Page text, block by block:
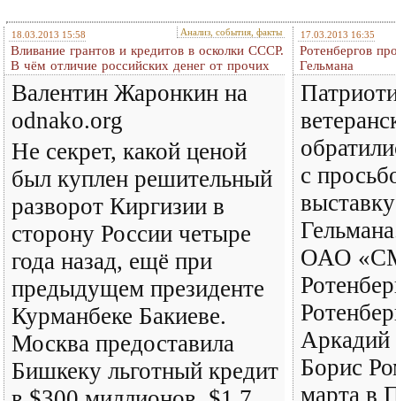
18.03.2013 15:58 Анализ, события, факты
Вливание грантов и кредитов в осколки СССР.
В чём отличие российских денег от прочих
Валентин Жаронкин на
odnako.org
Не секрет, какой ценой
был куплен решительный
разворот Киргизии в
сторону России четыре
года назад, ещё при
предыдущем президенте
Курманбеке Бакиеве.
Москва предоставила
Бишкеку льготный кредит
17.03.2013 16:35
Ротенбергов
Гельмана
с
ОАО
Аркадий
Борис
марта в